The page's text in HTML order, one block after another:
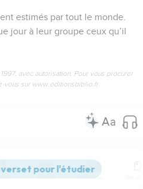
estimés par tout le monde.
jour à leur groupe ceux qu’il
avec autorisation. Pour vous procurer
vous sur www.editionsbiblio.fr
vidéo pour le moment.
Commentaires Strong